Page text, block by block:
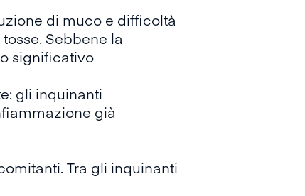
di muco e difficoltà
Sebbene la
significativo
gli inquinanti
già
Tra gli inquinanti